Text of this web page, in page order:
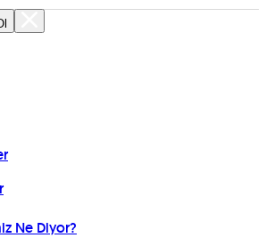
Ne Diyor?